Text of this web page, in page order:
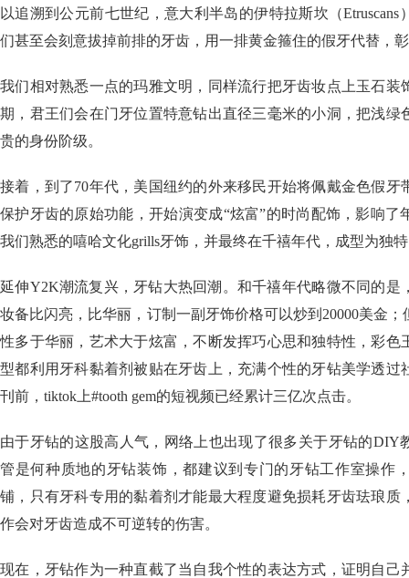
以追溯到公元前七世纪，意大利半岛的伊特拉斯坎（
们甚至会刻意拔掉前排的牙齿，用一排黄金箍住的假牙代替，
我们相对熟悉一点的玛雅文明，同样流行把牙齿妆点上玉石装
期，君王们会在门牙位置特意钻出直径三毫米的小洞，把浅绿
贵的身份阶级。
接着，到了70年代，美国纽约的外来移民开始将佩戴金色假牙
保护牙齿的原始功能，开始演变成“炫富”的时尚配饰，影响了
我们熟悉的嘻哈文化grills牙饰，并最终在千禧年代，成型为独
延伸Y2K潮流复兴，牙钻大热回潮。和千禧年代略微不同的是
妆备比闪亮，比华丽，订制一副牙饰价格可以炒到20000美金
性多于华丽，艺术大于炫富，不断发挥巧心思和独特性，彩色
型都利用牙科黏着剂被贴在牙齿上，充满个性的牙钻美学透过
刊前，tiktok上#tooth gem的短视频已经累计三亿次点击。
由于牙钻的这股高人气，网络上也出现了很多关于牙钻的DIY
管是何种质地的牙钻装饰，都建议到专门的牙钻工作室操作
铺，只有牙科专用的黏着剂才能最大程度避免损耗牙齿珐琅质
作会对牙齿造成不可逆转的伤害。
现在，牙钻作为一种直截了当自我个性的表达方式，证明自己